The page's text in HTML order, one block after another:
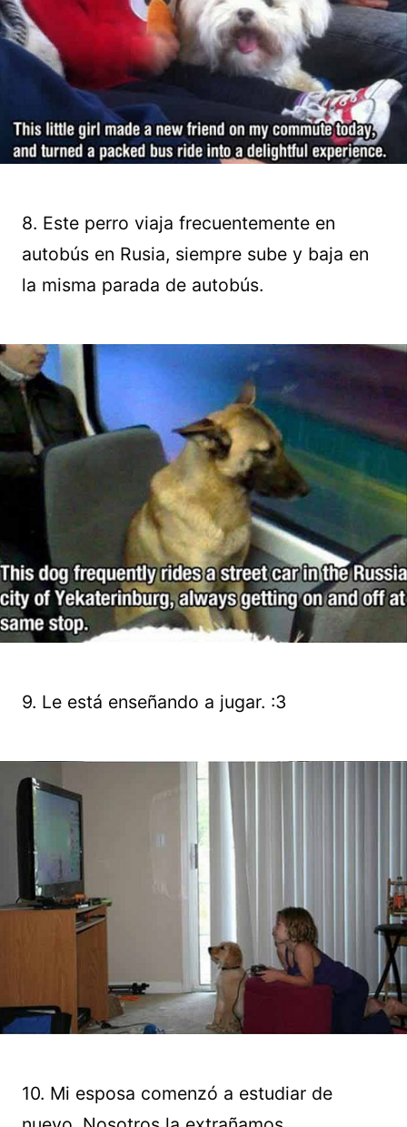
8. Este perro viaja frecuentemente en
autobús en Rusia, siempre sube y baja en
la misma parada de autobús.
9. Le está enseñando a jugar. :3
10. Mi esposa comenzó a estudiar de